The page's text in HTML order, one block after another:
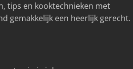
tips en kooktechnieken met
gemakkelijk een heerlijk gerecht.